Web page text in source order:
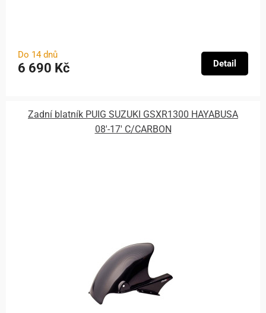
Do 14 dnů
6 690 Kč Detail
Zadní blatník PUIG SUZUKI GSXR1300 HAYABUSA
08'-17' C/CARBON